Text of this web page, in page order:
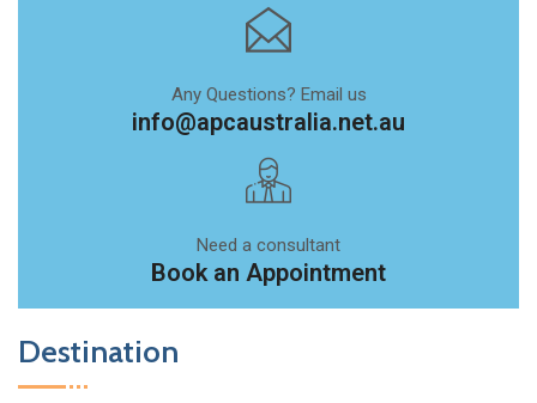
Any Questions? Email us
info@apcaustralia.net.au
Need a consultant
Book an Appointment
Destination